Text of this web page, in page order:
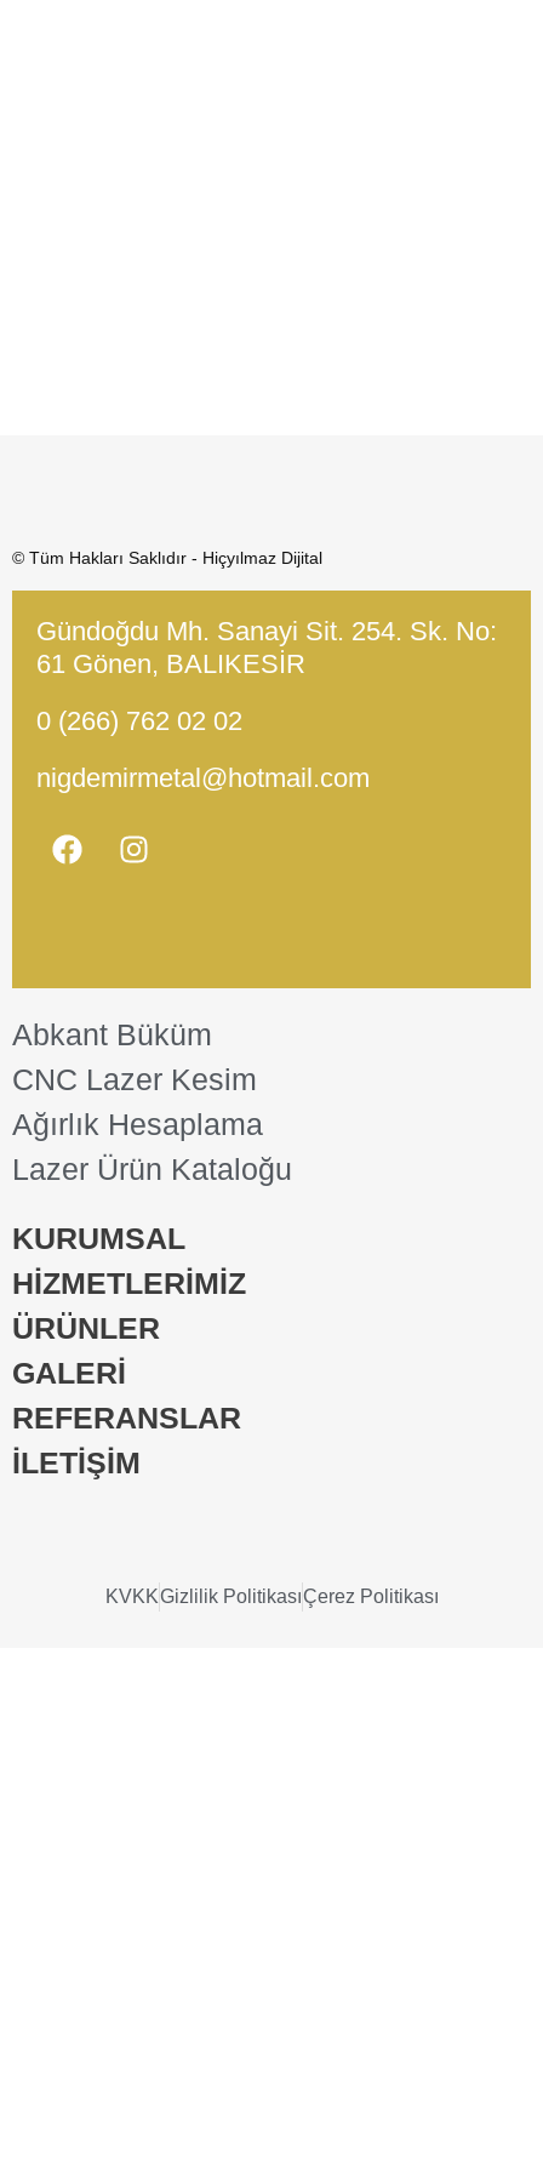
© Tüm Hakları Saklıdır - Hiçyılmaz Dijital
Gündoğdu Mh. Sanayi Sit. 254. Sk. No:
61 Gönen, BALIKESİR
0 (266) 762 02 02
nigdemirmetal@hotmail.com
Abkant Büküm
CNC Lazer Kesim
Ağırlık Hesaplama
Lazer Ürün Kataloğu
KURUMSAL
HİZMETLERİMİZ
ÜRÜNLER
GALERİ
REFERANSLAR
İLETİŞİM
KVKKGizlilik PolitikasıÇerez Politikası